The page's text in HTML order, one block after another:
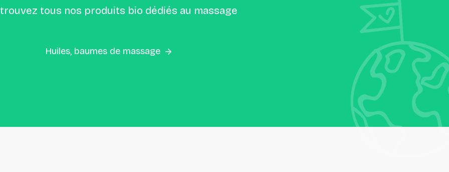
tous nos produits bio dédiés au massage
Huiles, baumes de massage